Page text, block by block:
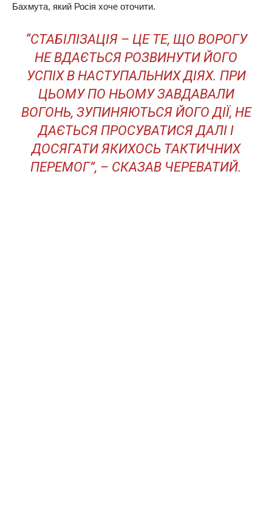
Бахмута, який Росія хоче оточити.
“СТАБІЛІЗАЦІЯ – ЦЕ ТЕ, ЩО ВОРОГУ
НЕ ВДАЄТЬСЯ РОЗВИНУТИ ЙОГО
УСПІХ В НАСТУПАЛЬНИХ ДІЯХ. ПРИ
ЦЬОМУ ПО НЬОМУ ЗАВДАВАЛИ
ВОГОНЬ, ЗУПИНЯЮТЬСЯ ЙОГО ДІЇ, НЕ
ДАЄТЬСЯ ПРОСУВАТИСЯ ДАЛІ І
ДОСЯГАТИ ЯКИХОСЬ ТАКТИЧНИХ
ПЕРЕМОГ”, – СКАЗАВ ЧЕРЕВАТИЙ.